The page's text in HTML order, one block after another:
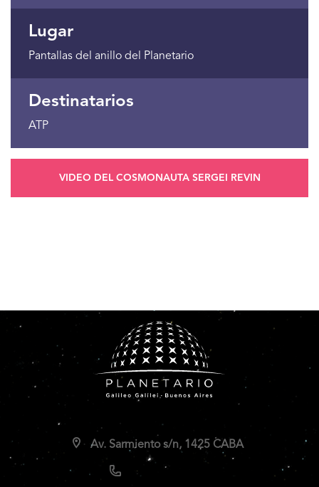
Lugar
Pantallas del anillo del Planetario
Destinatarios
ATP
VIDEO DEL COSMONAUTA SERGEI REVIN
Av. Sarmiento s/n, 1425 CABA